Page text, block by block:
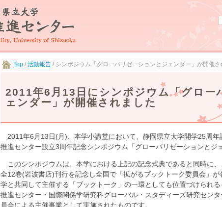
Top / 活動報告 / シンポジウム「グローバリゼーションとジェンダー」が開催さ
2011年6月13日にシンポジウム「グロー
ェンダー」が開催されました
2011年6月13日(月)、本学小講堂において、静岡県立大学開学25周年
推進センター設立3周年記念シンポジウム「グローバリゼーションとジ
このシンポジウムは、本学における上記の記念式典であると同時に、
全12巻(岩波書店)刊行を記念し全国で「拡がるブックトーク委員会」
学と共同して主催する「ブックトーク」の一環としても位置づけられ
推進センター・国際関係学研究科グローバル・スタディーズ研究セン
員会による主催事業として実施されたものです。